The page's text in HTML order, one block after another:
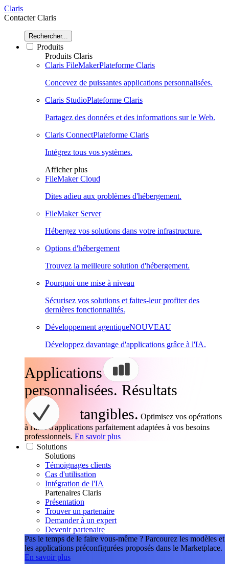
Claris
Contacter Claris
Rechercher...
Produits
Produits Claris
Claris FileMakerPlateforme Claris
Concevez de puissantes applications personnalisées.
Claris StudioPlateforme Claris
Partagez des données et des informations sur le Web.
Claris ConnectPlateforme Claris
Intégrez tous vos systèmes.
Afficher plus
FileMaker Cloud
Dites adieu aux problèmes d'hébergement.
FileMaker Server
Hébergez vos solutions dans votre infrastructure.
Options d'hébergement
Trouvez la meilleure solution d'hébergement.
Pourquoi une mise à niveau
Sécurisez vos solutions et faites-leur profiter des
dernières fonctionnalités.
Développement agentiqueNOUVEAU
Développez davantage d'applications grâce à l'IA.
Applications
personnalisées. Résultats
tangibles. Optimisez vos opérations
à l'aide d'applications parfaitement adaptées à vos besoins
professionnels. En savoir plus
Solutions
Solutions
Témoignages clients
Cas d'utilisation
Intégration de l'IA
Partenaires Claris
Présentation
Trouver un partenaire
Demander à un expert
Devenir partenaire
Pas le temps de le faire vous-même ? Parcourez les modèles et
les applications préconfigurées proposés dans le Marketplace.
En savoir plus